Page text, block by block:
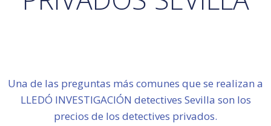
Una de las preguntas más comunes que se realizan a
LLEDÓ INVESTIGACIÓN detectives Sevilla son los
precios de los detectives privados.